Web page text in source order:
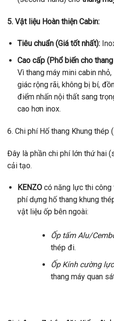
5. Vật liệu Hoàn thiện Cabin:
Tiêu chuẩn (Giá tốt nhất):
Cao cấp (Phổ biến cho
Vì thang máy mini cabin
giác rộng rãi, không bị bí,
điểm nhấn nội thất sang
cao hơn inox.
6. Chi phí Hố thang Khung thép
Đây là phần chi phí lớn thứ hai
cải tạo.
KENZOcó năng lực thi công
phí dựng hố thang khung
vật liệu ốp bên ngoài:
Ốp tấm Alu/
thép đi.
Ốp Kính cường
thang máy quan